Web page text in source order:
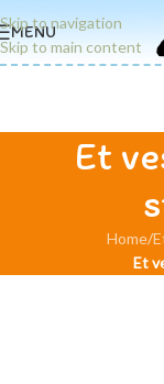
Skip to navigation
Skip to main content
MENU
Et
Home/
Et